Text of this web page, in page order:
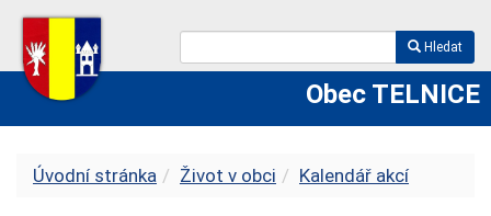
Hledat
Obec TELNICE
Úvodní stránka Život v obci Kalendář akcí